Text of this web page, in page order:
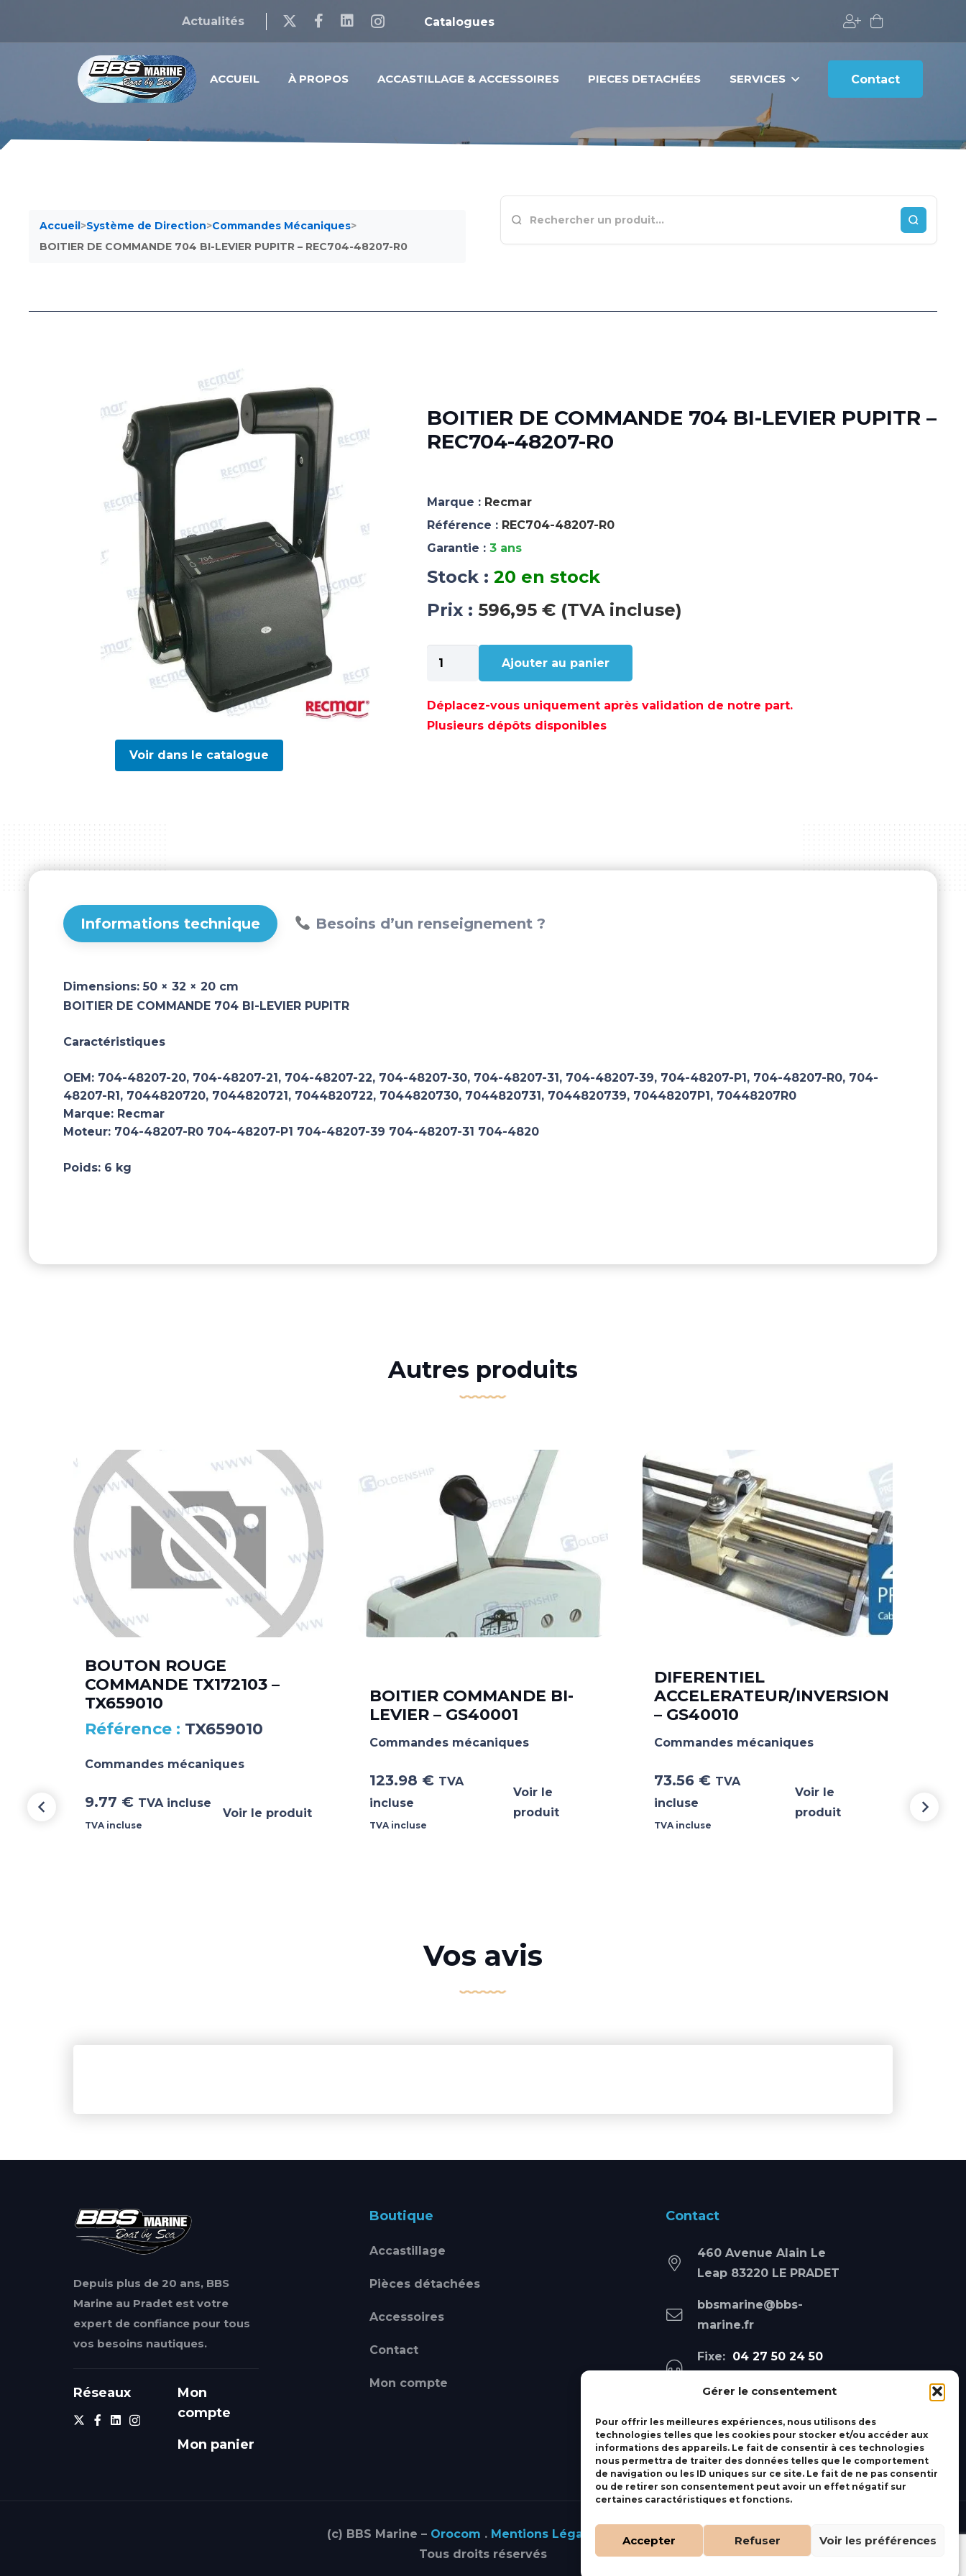
Gérer le consentement
Pour offrir les meilleures expériences, nous utilisons des
technologies telles que les cookies pour stocker et/ou accéder aux
informations des appareils. Le fait de consentir à ces technologies
nous permettra de traiter des données telles que le comportement
de navigation ou les ID uniques sur ce site. Le fait de ne pas consentir
ou de retirer son consentement peut avoir un effet négatif sur
certaines caractéristiques et fonctions.
Accepter Refuser Voir les préférences
Actualités Catalogues
ACCUEIL À PROPOS ACCASTILLAGE & ACCESSOIRES PIECES DETACHÉES SERVICES Contact
Accueil>Système de Direction>Commandes Mécaniques>
BOITIER DE COMMANDE 704 BI-LEVIER PUPITR – REC704-48207-R0
Voir dans le catalogue
BOITIER DE COMMANDE 704 BI-LEVIER PUPITR –
REC704-48207-R0
Marque : Recmar
Référence : REC704-48207-R0
Garantie : 3 ans
Stock : 20 en stock
Prix : 596,95 € (TVA incluse)
quantité
de
DE
COMMANDE
Ajouter au panier
Déplacez-vous uniquement après validation de notre part.
Plusieurs dépôts disponibles
Informations technique Besoins d’un renseignement ?
Dimensions:50 × 32 × 20 cm
BOITIER DE COMMANDE 704 BI-LEVIER PUPITR
Caractéristiques
OEM: 704-48207-20, 704-48207-21, 704-48207-22, 704-48207-30, 704-48207-31, 704-48207-39, 704-48207-P1, 704-48207-R0, 704-
48207-R1, 7044820720, 7044820721, 7044820722, 7044820730, 7044820731, 7044820739, 70448207P1, 70448207R0
Marque: Recmar
Moteur: 704-48207-R0 704-48207-P1 704-48207-39 704-48207-31 704-4820
Poids: 6 kg
Autres produits
BOUTON ROUGE
COMMANDE TX172103 –
TX659010
TX659010
Commandes mécaniques
9.77 € TVA incluse
TVA incluse
Voir le produit
BOITIER COMMANDE BI-
LEVIER – GS40001
Commandes mécaniques
123.98 € TVA
incluse
TVA incluse
Voir le
produit
DIFERENTIEL
ACCELERATEUR/INVERSION
– GS40010
Commandes mécaniques
73.56 € TVA
incluse
TVA incluse
Voir le
produit
Vos avis
Depuis plus de 20 ans, BBS
Marine au Pradet est votre
expert de confiance pour tous
vos besoins nautiques.
Réseaux
Mon
compte
Mon panier
Boutique
Accastillage
Pièces détachées
Accessoires
Contact
Mon compte
Contact
460 Avenue Alain Le
Leap 83220 LE PRADET
bbsmarine@bbs-
marine.fr
Fixe: 04 27 50 24 50
(c) BBS Marine – Orocom . Mentions Légales
C.G.V
Tous droits réservés